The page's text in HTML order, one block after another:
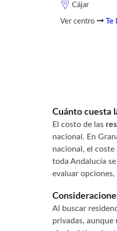
Cájar
Ver centro Te
Cuánto cuesta
El costo de las
nacional. En
nacional, el coste
toda Andalucía
evaluar
Al buscar
privadas, aunque